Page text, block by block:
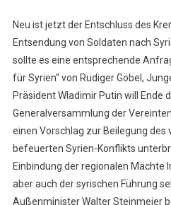
Neu ist jetzt der Entschluss des
Entsendung von Soldaten nach
sollte es eine entsprechende
für Syrien“ von Rüdiger Göbel,
Präsident Wladimir Putin will Ende
Generalversammlung der
einen Vorschlag zur Beilegung des
befeuerten Syrien-Konflikts
Einbindung der regionalen Mächte
aber auch der syrischen Führung
Außenminister Walter Steinmeier